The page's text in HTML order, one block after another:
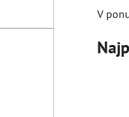
V